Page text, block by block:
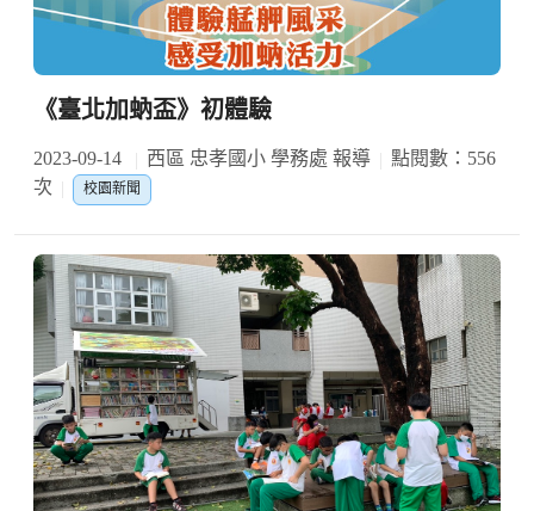
《臺北加蚋盃》初體驗
2023-09-14 西區 忠孝國小 學務處 報導
點閱數：556
次
校園新聞